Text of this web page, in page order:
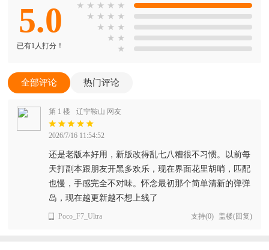
5.0
已有1人打分！
★ ★ ★ ★ ★
★ ★ ★ ★
★ ★ ★
★ ★
★
全部评论 热门评论
第 1 楼 辽宁鞍山 网友
2026/7/16 11:54:52
还是老版本好用，新版改得乱七八糟很不习惯。以前每
天打副本跟朋友开黑多欢乐，现在界面花里胡哨，匹配
也慢，手感完全不对味。怀念最初那个简单清新的弹弹
岛，现在越更新越不想上线了
Poco_F7_Ultra 支持(0) 盖楼(回复)